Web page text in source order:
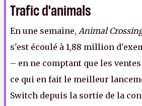
Trafic d'animals
En une semaine, Animal
s'est écoulé à 1,88 million
– en ne comptant que les
ce qui en fait le meilleur
Switch depuis la sortie de la